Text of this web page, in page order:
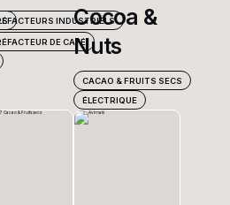
INDUSTRIELS
DE CAFÉ
Cocoa &
Nuts
CACAO & FRUITS SECS
ÉLECTRIQUE